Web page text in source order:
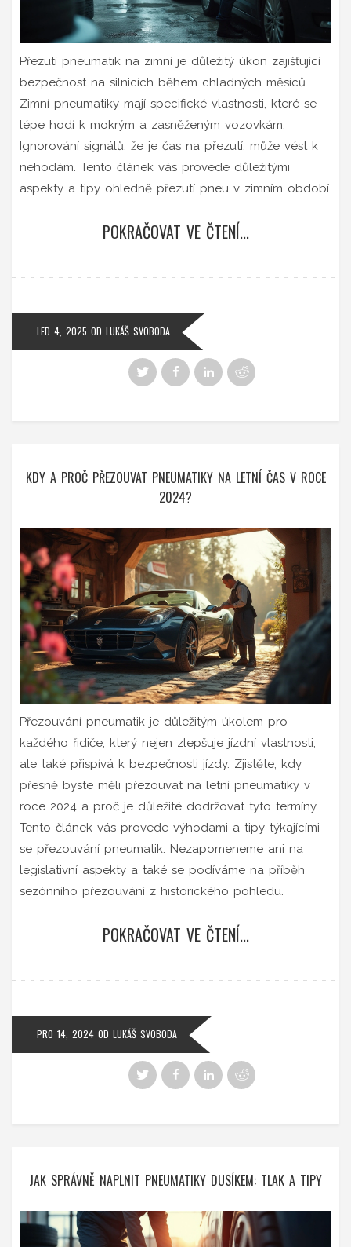
Přezutí pneumatik na zimní je důležitý úkon zajišťující
bezpečnost na silnicích během chladných měsíců.
Zimní pneumatiky mají specifické vlastnosti, které se
lépe hodí k mokrým a zasněženým vozovkám.
Ignorování signálů, že je čas na přezutí, může vést k
nehodám. Tento článek vás provede důležitými
aspekty a tipy ohledně přezutí pneu v zimním období.
POKRAČOVAT VE ČTENÍ...
LED 4, 2025 OD LUKÁŠ SVOBODA
KDY A PROČ PŘEZOUVAT PNEUMATIKY NA LETNÍ ČAS V ROCE
2024?
Přezouvání pneumatik je důležitým úkolem pro
každého řidiče, který nejen zlepšuje jízdní vlastnosti,
ale také přispívá k bezpečnosti jízdy. Zjistěte, kdy
přesně byste měli přezouvat na letní pneumatiky v
roce 2024 a proč je důležité dodržovat tyto termíny.
Tento článek vás provede výhodami a tipy týkajícími
se přezouvání pneumatik. Nezapomeneme ani na
legislativní aspekty a také se podíváme na příběh
sezónního přezouvání z historického pohledu.
POKRAČOVAT VE ČTENÍ...
PRO 14, 2024 OD LUKÁŠ SVOBODA
JAK SPRÁVNĚ NAPLNIT PNEUMATIKY DUSÍKEM: TLAK A TIPY